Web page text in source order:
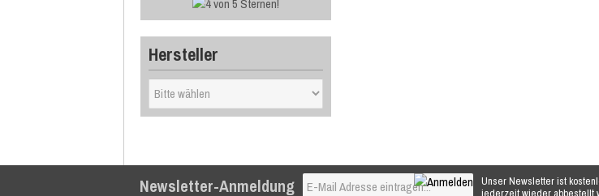
Hersteller
Newsletter-Anmeldung
Unser Newsletter ist
jederzeit wieder abbestellt